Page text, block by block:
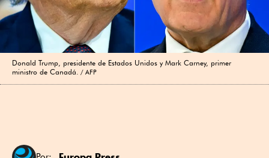
Donald Trump, presidente de Estados Unidos y Mark Carney, primer
ministro de Canadá.
AFP